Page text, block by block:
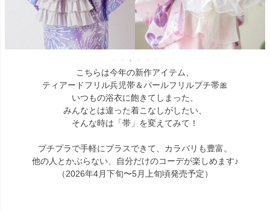
こちらは今年の新作アイテム、
ティアードフリル兵児帯＆パールフリルプチ帯🎀
いつもの浴衣に飽きてしまった、
みんなとは違った着こなしがしたい、
そんな時は「帯」を変えてみて！
プチプラで手軽にプラスできて、カラバリも豊富。
他の人とかぶらない、自分だけのコーデが楽しめます♪
（2026年4月下旬〜5月上旬頃発売予定）